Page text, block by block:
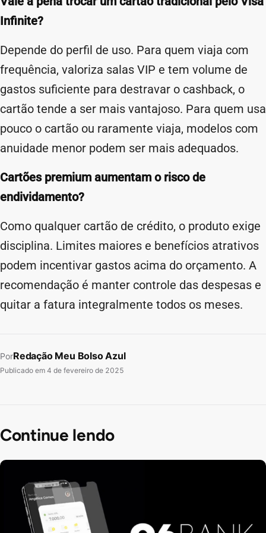
Infinite?
Depende do perfil de uso. Para quem viaja com
frequência, valoriza salas VIP e tem volume de
gastos suficiente para destravar o cashback, o
cartão tende a ser mais vantajoso. Para quem usa
pouco o cartão ou raramente viaja, modelos com
anuidade menor podem ser mais adequados.
Cartões premium aumentam o risco de
endividamento?
Como qualquer cartão de crédito, o produto exige
disciplina. Limites maiores e benefícios atrativos
podem incentivar gastos acima do orçamento. A
recomendação é manter controle das despesas e
quitar a fatura integralmente todos os meses.
PorRedação Meu Bolso Azul
Publicado em 4 de fevereiro de 2025
Continue lendo